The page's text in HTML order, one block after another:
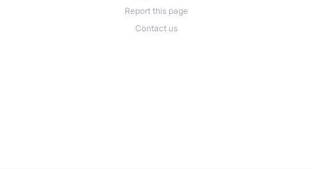
Report this page
Contact us